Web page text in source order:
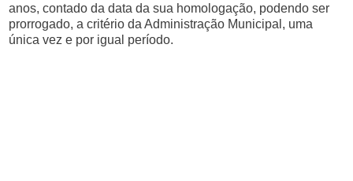
anos, contado da data da sua homologação, podendo ser
prorrogado, a critério da Administração Municipal, uma
única vez e por igual período.